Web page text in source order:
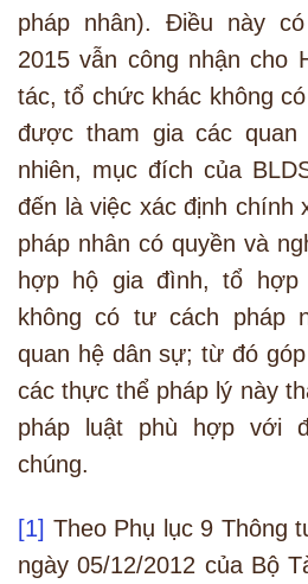
pháp nhân). Điều này
2015 vẫn công nhận cho
tác, tổ chức khác không
được tham gia các
nhiên, mục đích của
đến là việc xác định chính
pháp nhân có quyền và
hợp hộ gia đình, tổ
không có tư cách pháp
quan hệ dân sự; từ đó
các thực thể pháp lý này
pháp luật phù hợp với
chúng.
[1] Theo Phụ lục 9 Thông
ngày 05/12/2012 của Bộ